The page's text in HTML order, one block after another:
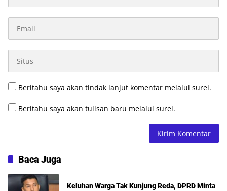
Beritahu saya akan tindak lanjut komentar melalui surel.
Beritahu saya akan tulisan baru melalui surel.
Baca Juga
Keluhan Warga Tak Kunjung Reda, DPRD Minta